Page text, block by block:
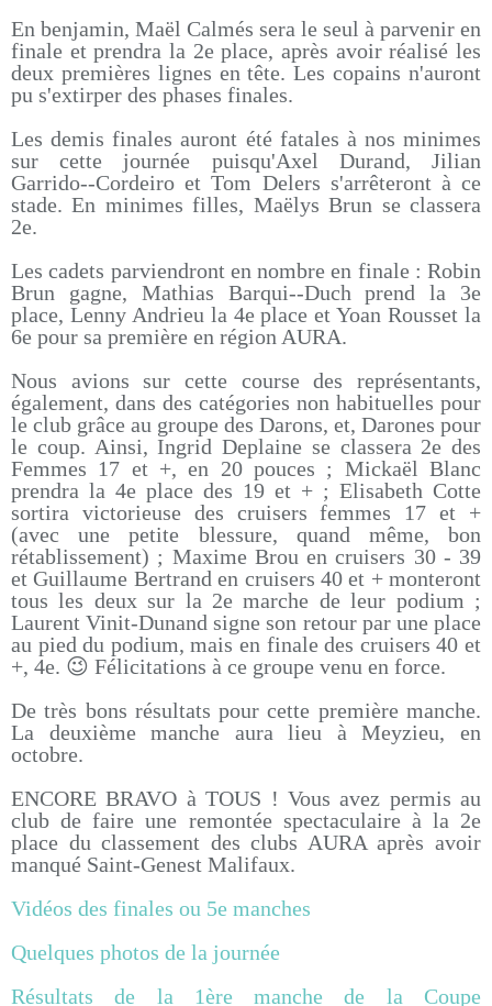
En benjamin, Maël Calmés sera le seul à parvenir en
finale et prendra la 2e place, après avoir réalisé les
deux premières lignes en tête. Les copains n'auront
pu s'extirper des phases finales.
Les demis finales auront été fatales à nos minimes
sur cette journée puisqu'Axel Durand, Jilian
Garrido--Cordeiro et Tom Delers s'arrêteront à ce
stade. En minimes filles, Maëlys Brun se classera
2e.
Les cadets parviendront en nombre en finale : Robin
Brun gagne, Mathias Barqui--Duch prend la 3e
place, Lenny Andrieu la 4e place et Yoan Rousset la
6e pour sa première en région AURA.
Nous avions sur cette course des représentants,
également, dans des catégories non habituelles pour
le club grâce au groupe des Darons, et, Darones pour
le coup. Ainsi, Ingrid Deplaine se classera 2e des
Femmes 17 et +, en 20 pouces ; Mickaël Blanc
prendra la 4e place des 19 et + ; Elisabeth Cotte
sortira victorieuse des cruisers femmes 17 et +
(avec une petite blessure, quand même, bon
rétablissement) ; Maxime Brou en cruisers 30 - 39
et Guillaume Bertrand en cruisers 40 et + monteront
tous les deux sur la 2e marche de leur podium ;
Laurent Vinit-Dunand signe son retour par une place
au pied du podium, mais en finale des cruisers 40 et
+, 4e. 😉 Félicitations à ce groupe venu en force.
De très bons résultats pour cette première manche.
La deuxième manche aura lieu à Meyzieu, en
octobre.
ENCORE BRAVO à TOUS ! Vous avez permis au
club de faire une remontée spectaculaire à la 2e
place du classement des clubs AURA après avoir
manqué Saint-Genest Malifaux.
Vidéos des finales ou 5e manches
Quelques photos de la journée
Résultats de la 1ère manche de la Coupe